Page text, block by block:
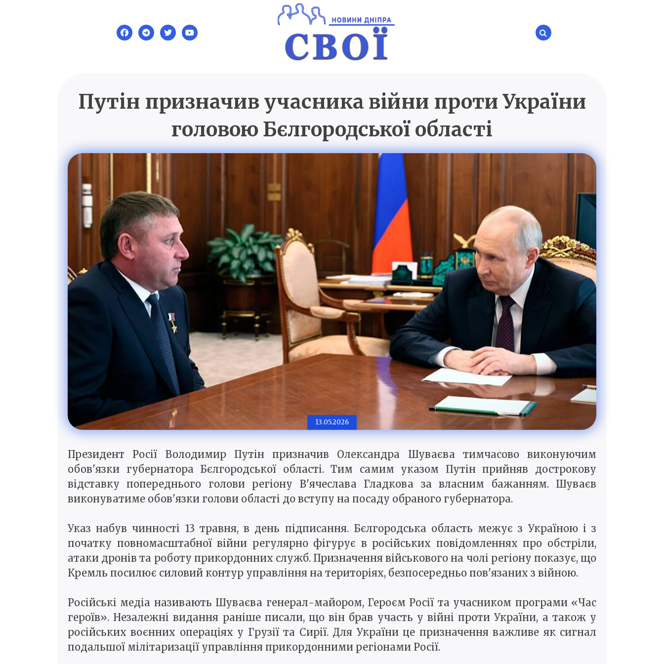
SVOI.DP.UA
Новини Дніпра
Путін призначив учасника війни проти України
головою Бєлгородської області
13.05.2026
Президент Росії Володимир Путін призначив Олександра Шуваєва тимчасово виконуючим
обов'язки губернатора Бєлгородської області. Тим самим указом Путін прийняв дострокову
відставку попереднього голови регіону В'ячеслава Гладкова за власним бажанням. Шуваєв
виконуватиме обов'язки голови області до вступу на посаду обраного губернатора.
Указ набув чинності 13 травня, в день підписання. Бєлгородська область межує з Україною і з
початку повномасштабної війни регулярно фігурує в російських повідомленнях про обстріли,
атаки дронів та роботу прикордонних служб. Призначення військового на чолі регіону показує, що
Кремль посилює силовий контур управління на територіях, безпосередньо пов'язаних з війною.
Російські медіа називають Шуваєва генерал-майором, Героєм Росії та учасником програми «Час
героїв». Незалежні видання раніше писали, що він брав участь у війні проти України, а також у
російських воєнних операціях у Грузії та Сирії. Для України це призначення важливе як сигнал
подальшої мілітаризації управління прикордонними регіонами Росії.